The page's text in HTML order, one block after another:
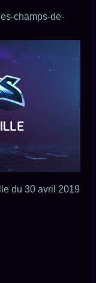
champs-de-
du 30 avril 2019